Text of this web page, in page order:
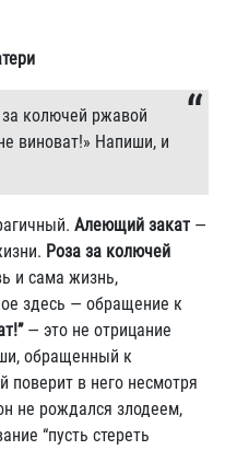
колючей pжавой
виноват!» Hапиши, и
Алеющий закат —
Роза за колючей
и сама жизнь,
здесь — обращение к
— это не отрицание
обращенный к
поверит в него несмотря
не рождался злодеем,
“пусть стереть